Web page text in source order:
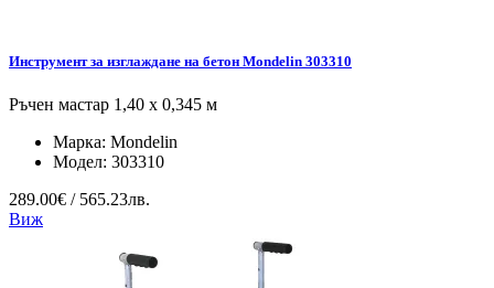
Инструмент за изглаждане на бетон Mondelin 303310
Ръчен мастар 1,40 х 0,345 м
Марка: Mondelin
Модел: 303310
289.00€ / 565.23лв.
Виж